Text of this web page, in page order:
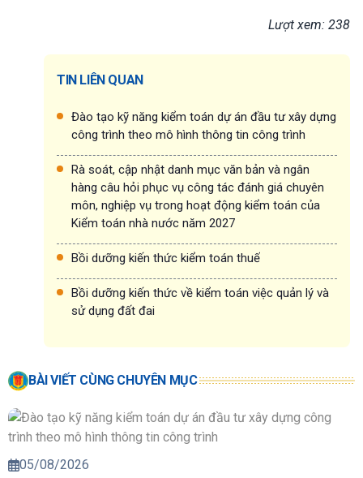
Lượt xem: 238
TIN LIÊN QUAN
Đào tạo kỹ năng kiểm toán dự án đầu tư xây dựng
công trình theo mô hình thông tin công trình
Rà soát, cập nhật danh mục văn bản và ngân
hàng câu hỏi phục vụ công tác đánh giá chuyên
môn, nghiệp vụ trong hoạt động kiểm toán của
Kiểm toán nhà nước năm 2027
Bồi dưỡng kiến thức kiểm toán thuế
Bồi dưỡng kiến thức về kiểm toán việc quản lý và
sử dụng đất đai
BÀI VIẾT CÙNG CHUYÊN MỤC
05/08/2026